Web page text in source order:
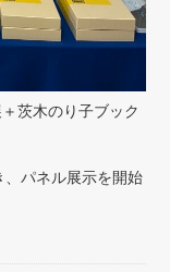
茨木のり子ブック
パネル展示を開始